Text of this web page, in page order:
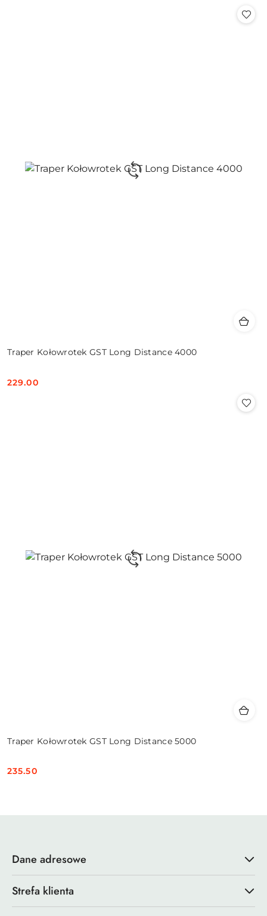
Traper Kołowrotek GST Long Distance 4000
Cena:
229.00
Traper Kołowrotek GST Long Distance 5000
Cena:
235.50
Dane adresowe
Strefa klienta